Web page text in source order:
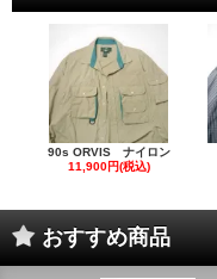
90s ORVIS ナイロン
11,900円(税込)
おすすめ商品